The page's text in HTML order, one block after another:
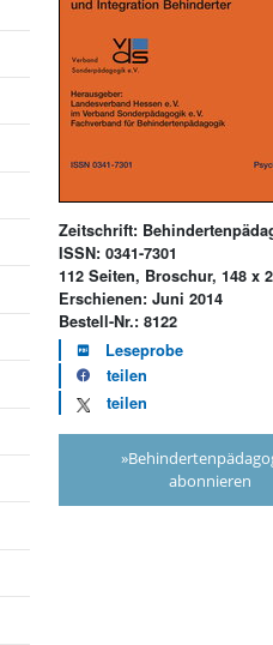
Zeitschrift:
ISSN: 0341-7301
112 Seiten, Broschur, 148 x
Erschienen: Juni 2014
Bestell-Nr.: 8122
Leseprobe
teilen
teilen
abonnieren